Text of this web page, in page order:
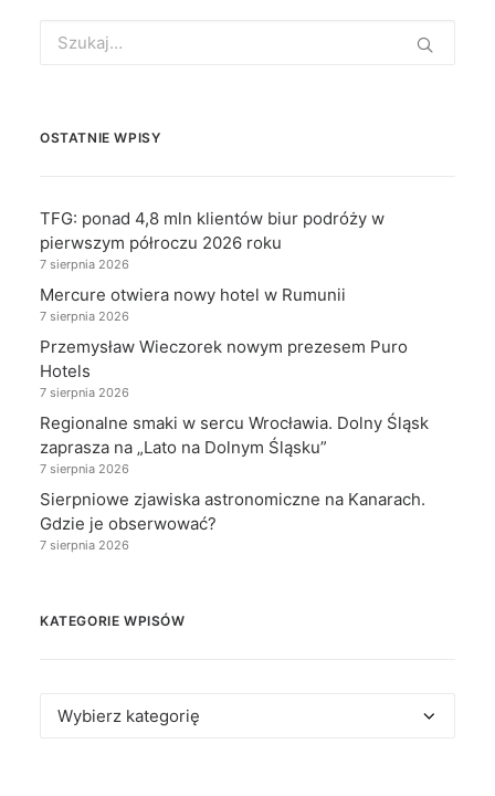
for:
OSTATNIE WPISY
TFG: ponad 4,8 mln klientów biur podróży w
pierwszym półroczu 2026 roku
7 sierpnia 2026
Mercure otwiera nowy hotel w Rumunii
7 sierpnia 2026
Przemysław Wieczorek nowym prezesem Puro
Hotels
7 sierpnia 2026
Regionalne smaki w sercu Wrocławia. Dolny Śląsk
zaprasza na „Lato na Dolnym Śląsku”
7 sierpnia 2026
Sierpniowe zjawiska astronomiczne na Kanarach.
Gdzie je obserwować?
7 sierpnia 2026
KATEGORIE WPISÓW
Kategorie